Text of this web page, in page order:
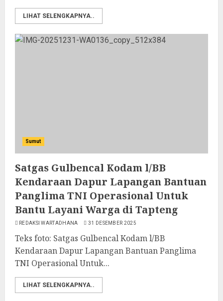
LIHAT SELENGKAPNYA..
Sumut
Satgas Gulbencal Kodam l/BB
Kendaraan Dapur Lapangan Bantuan
Panglima TNI Operasional Untuk
Bantu Layani Warga di Tapteng
REDAKSI WARTADHANA 31 DESEMBER 2025
Teks foto: Satgas Gulbencal Kodam l/BB
Kendaraan Dapur Lapangan Bantuan Panglima
TNI Operasional Untuk...
LIHAT SELENGKAPNYA..